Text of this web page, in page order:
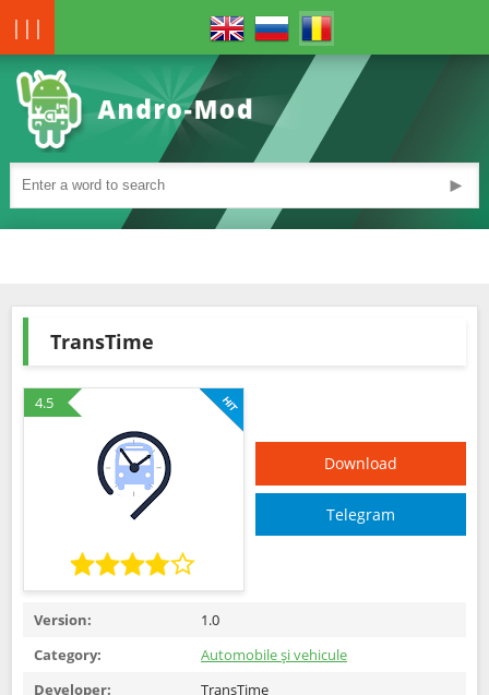
|||
►
TransTime
4.5
Download
Telegram
Version:
1.0
Category:
Automobile și vehicule
Developer:
TransTime